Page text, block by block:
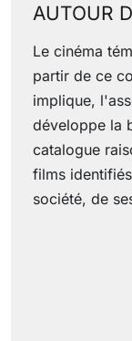
AUTOUR
Le cinéma
partir de ce
implique,
développe la
catalogue
films
société, de